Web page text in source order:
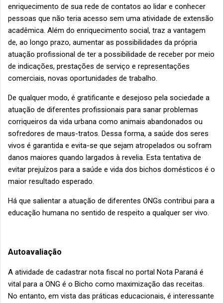
enriquecimento de sua rede de contatos ao lidar e conhecer
pessoas que não teria acesso sem uma atividade de extensão
acadêmica. Além do enriquecimento social, traz a vantagem
de, ao longo prazo, aumentar as possibilidades da própria
atuação profissional de ter a possibilidade de receber por meio
de indicações, prestações de serviço e representações
comerciais, novas oportunidades de trabalho.
De qualquer modo, é gratificante e desejoso pela sociedade a
atuação de diferentes profissionais para sanar problemas
corriqueiros da vida urbana como animais abandonados ou
sofredores de maus-tratos. Dessa forma, a saúde dos seres
vivos é garantida e evita-se que sejam atropelados ou sofram
danos maiores quando largados à revelia. Esta tentativa de
evitar prejuízos para a saúde e vida dos bichos domésticos é o
maior resultado esperado.
Há que salientar a atuação de diferentes ONGs contribui para a
educação humana no sentido de respeito a qualquer ser vivo.
Autoavaliação
A atividade de cadastrar nota fiscal no portal Nota Paraná é
vital para a ONG é o Bicho como maximização das receitas.
No entanto, em vista das práticas educacionais, é interessante